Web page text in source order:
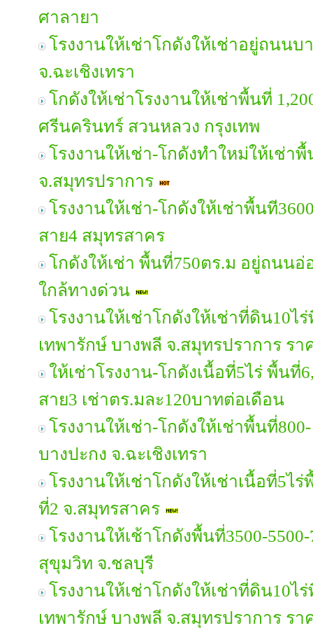
ศาลายา
โรงงานให้เช่าโกดังให้เช่าอยู่ถนนบ
จ.ฉะเชิงเทรา
โกดังให้เช่าโรงงานให้เช่าพื้นที่
ศรีนครินทร์ สวนหลวง กรุงเทพ
โรงงานให้เช่า-โกดังทำใหม่ให้เช่า
จ.สมุทรปราการ
โรงงานให้เช่า-โกดังให้เช่าพื้นที
สาย4 สมุทรสาคร
โกดังให้เช่า พื้นที่750ตร.ม อยู่ถนน
ใกล้ทางด่วน
โรงงานให้เช่าโกดังให้เช่าที่ดิน10ไ
เทพารักษ์ บางพลี จ.สมุทรปราการ รา
ให้เช่าโรงงาน-โกดังเนื้อที่5ไร่ พื้น
สาย3 เช่าตร.มละ120บาทต่อเดือน
โรงงานให้เช่า-โกดังให้เช่าพื้นที่
บางปะกง จ.ฉะเชิงเทรา
โรงงานให้เช่าโกดังให้เช่าเนื้อที่5ไ
ที่2 จ.สมุทรสาคร
โรงงานให้เช้าโกดังพื้นที่3500-
สุขุมวิท จ.ชลบุรี
โรงงานให้เช่าโกดังให้เช่าที่ดิน10ไ
เทพารักษ์ บางพลี จ.สมุทรปราการ ร